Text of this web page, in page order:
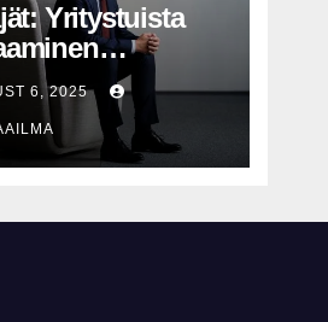
Yritystuista
T&K-
6, 2025